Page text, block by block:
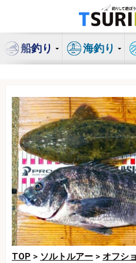
ン
船釣り 海釣り
TOP > ソルトルアー > オフシ